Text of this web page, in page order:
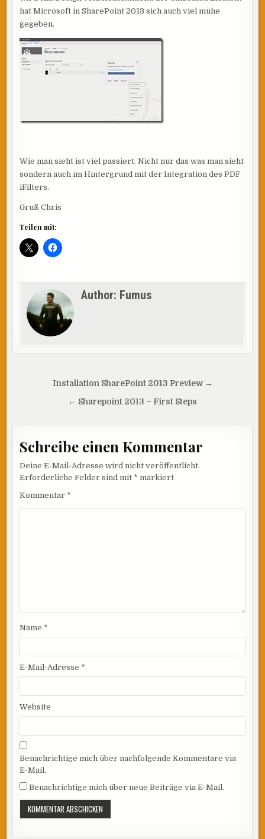
hat Microsoft in SharePoint 2013 sich auch viel mühe
gegeben.
Wie man sieht ist viel passiert. Nicht nur das was man sieht
sondern auch im Hintergrund mit der Integration des PDF
iFilters.
Gruß Chris
Teilen mit:
Author: Fumus
Beitragsnavigation
Installation SharePoint 2013 Preview →
← Sharepoint 2013 – First Steps
Schreibe einen Kommentar
Deine E-Mail-Adresse wird nicht veröffentlicht.
Erforderliche Felder sind mit * markiert
Kommentar *
Name *
E-Mail-Adresse *
Website
Benachrichtige mich über nachfolgende Kommentare via
E-Mail.
Benachrichtige mich über neue Beiträge via E-Mail.